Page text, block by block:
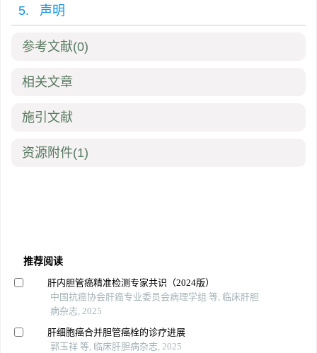
5. 声明
参考文献(0)
相关文章
施引文献
资源附件(1)
推荐阅读
肝内胆管癌精准检测专家共识（2024版）
中国抗癌协会肝癌专业委员会病理学组 等, 临床肝胆
病杂志, 2025
肝细胞癌合并胆管癌栓的诊疗进展
郭玉祥 等, 临床肝胆病杂志, 2025